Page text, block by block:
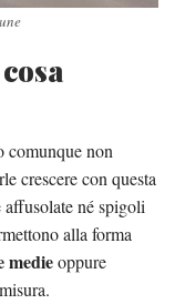
comunque non
crescere con questa
affusolate né spigoli
alla forma
medieoppure